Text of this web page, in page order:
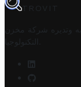
TROVIT
وتديره
شركة مخزن
التكنولوجيا